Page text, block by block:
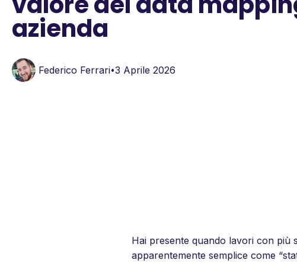
azienda
Federico Ferrari•3 Aprile 2026
Hai presente quando lavori con più
apparentemente semplice come